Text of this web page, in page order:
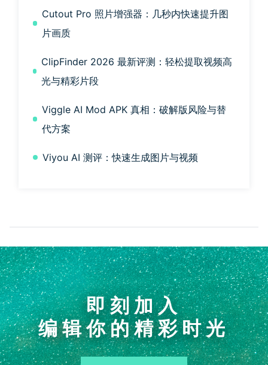
Cutout Pro 照片增强器：几秒内快速提升图
片画质
ClipFinder 2026 最新评测：轻松提取视频高
光与精彩片段
Viggle AI Mod APK 真相：破解版风险与替
代方案
Viyou AI 测评：快速生成图片与视频
即刻加入
编辑你的精彩时光